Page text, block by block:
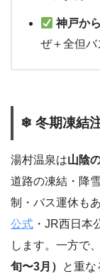
神戸から
ぜ＋全但
❄ 冬期凍結
湯村温泉は山陰
道路の凍結・降
制・バス運休も
公式 ・JR西日本
します。一方で
旬〜3月）
と重